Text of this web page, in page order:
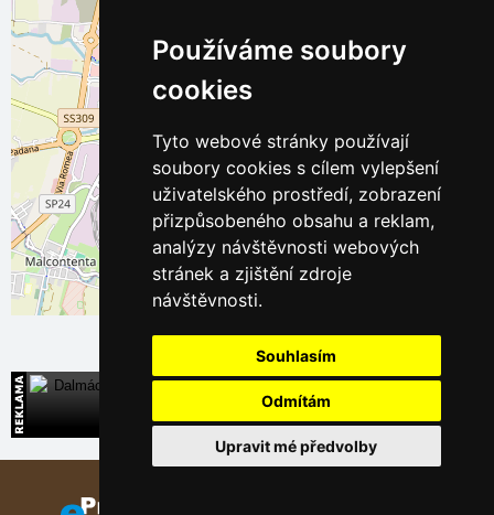
Používáme soubory
cookies
Tyto webové stránky používají
soubory cookies s cílem vylepšení
uživatelského prostředí, zobrazení
přizpůsobeného obsahu a reklam,
analýzy návštěvnosti webových
stránek a zjištění zdroje
návštěvnosti.
Souhlasím
Odmítám
Upravit mé předvolby
Dalmácie